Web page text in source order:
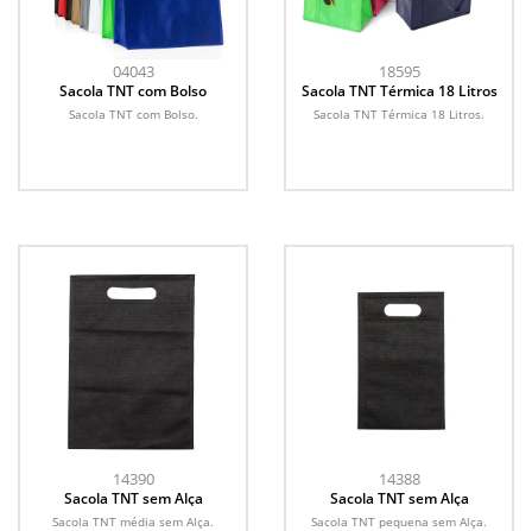
04043
Sacola TNT com Bolso
Sacola TNT com Bolso.
18595
Sacola TNT Térmica 18 Litros
Sacola TNT Térmica 18 Litros.
14390
Sacola TNT sem Alça
Sacola TNT média sem Alça.
14388
Sacola TNT sem Alça
Sacola TNT pequena sem Alça.